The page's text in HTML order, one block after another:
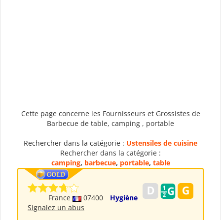
Cette page concerne les Fournisseurs et Grossistes de
Barbecue de table, camping , portable
Rechercher dans la catégorie : Ustensiles de cuisine
Rechercher dans la catégorie :
camping, barbecue, portable, table
France 07400
Hygiène
Signalez un abus